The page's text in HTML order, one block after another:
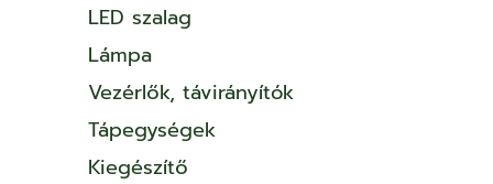
LED szalag
Lámpa
Vezérlők, távirányítók
Tápegységek
Kiegészítő